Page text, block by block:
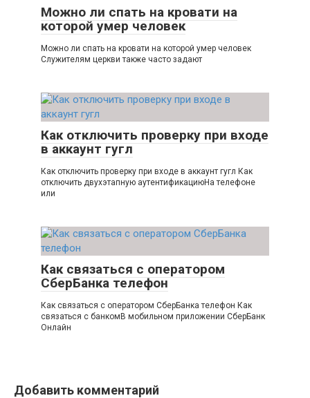
Можно ли спать на кровати на
которой умер человек
Можно ли спать на кровати на которой умер человек
Служителям церкви также часто задают
Как отключить проверку при входе
в аккаунт гугл
Как отключить проверку при входе в аккаунт гугл Как
отключить двухэтапную аутентификациюНа телефоне
или
Как связаться с оператором
СберБанка телефон
Как связаться с оператором СберБанка телефон Как
связаться с банкомВ мобильном приложении СберБанк
Онлайн
Добавить комментарий